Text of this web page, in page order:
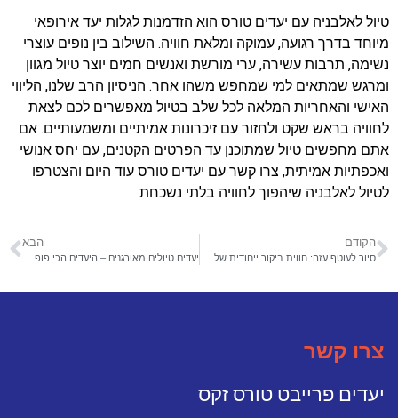
טיול לאלבניה עם יעדים טורס הוא הזדמנות לגלות יעד אירופאי
מיוחד בדרך רגועה, עמוקה ומלאת חוויה. השילוב בין נופים עוצרי
נשימה, תרבות עשירה, ערי מורשת ואנשים חמים יוצר טיול מגוון
ומרגש שמתאים למי שמחפש משהו אחר. הניסיון הרב שלנו, הליווי
האישי והאחריות המלאה לכל שלב בטיול מאפשרים לכם לצאת
לחוויה בראש שקט ולחזור עם זיכרונות אמיתיים ומשמעותיים. אם
אתם מחפשים טיול שמתוכנן עד הפרטים הקטנים, עם יחס אנושי
ואכפתיות אמיתית, צרו קשר עם יעדים טורס עוד היום והצטרפו
לטיול לאלבניה שיהפוך לחוויה בלתי נשכחת
הקודם הבא
צרו קשר
יעדים פרייבט טורס זקס